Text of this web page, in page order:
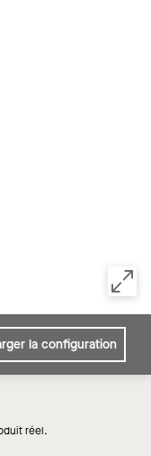
la configuration
réel.